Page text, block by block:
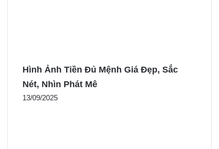
Hình Ảnh Tiền Đủ Mệnh Giá Đẹp, Sắc
Nét, Nhìn Phát Mê
13/09/2025